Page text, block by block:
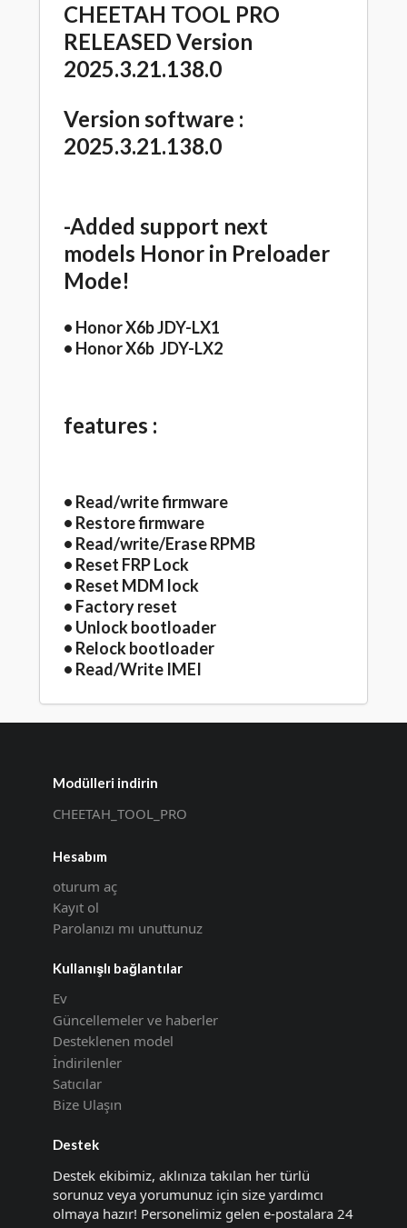
CHEETAH TOOL PRO
RELEASED Version
2025.3.21.138.0
Version software :
2025.3.21.138.0
-Added support next
models Honor in Preloader
Mode!
• Honor X6b JDY-LX1
• Honor X6b JDY-LX2
features :
• Read/write firmware
• Restore firmware
• Read/write/Erase RPMB
• Reset FRP Lock
• Reset MDM lock
• Factory reset
• Unlock bootloader
• Relock bootloader
• Read/Write IMEI
Modülleri indirin
CHEETAH_TOOL_PRO
Hesabım
oturum aç
Kayıt ol
Parolanızı mı unuttunuz
Kullanışlı bağlantılar
Ev
Güncellemeler ve haberler
Desteklenen model
İndirilenler
Satıcılar
Bize Ulaşın
Destek
Destek ekibimiz, aklınıza takılan her türlü
sorunuz veya yorumunuz için size yardımcı
olmaya hazır! Personelimiz gelen e-postalara 24